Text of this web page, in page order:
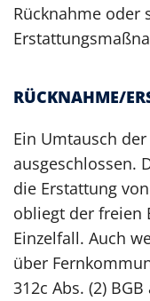
Rücknahme oder
RÜCKNAHME/
Ein Umtausch
ausgeschlossen.
die Erstattung
obliegt der freien
Einzelfall. Auch
über
312c Abs. (2)